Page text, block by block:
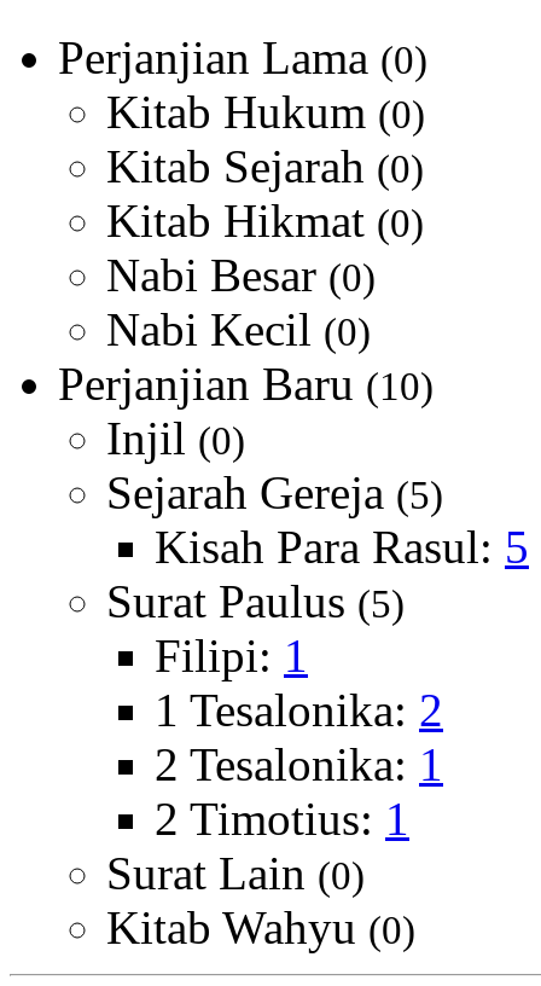
Perjanjian Lama (0)
Kitab Hukum (0)
Kitab Sejarah (0)
Kitab Hikmat (0)
Nabi Besar (0)
Nabi Kecil (0)
Perjanjian Baru (10)
Injil (0)
Sejarah Gereja (5)
Kisah Para Rasul: 5
Surat Paulus (5)
Filipi: 1
1 Tesalonika: 2
2 Tesalonika: 1
2 Timotius: 1
Surat Lain (0)
Kitab Wahyu (0)